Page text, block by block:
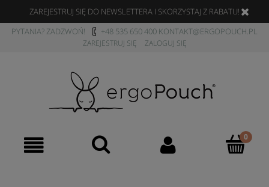
ZAREJESTRUJ SIĘ DO NEWSLETTERA I SKORZYSTAJ Z RABATU!
PYTANIA? ZADZWOŃ!
+48 535 650 400 KONTAKT@ERGOPOUCH.PL
ZAREJESTRUJ SIĘ ZALOGUJ SIĘ